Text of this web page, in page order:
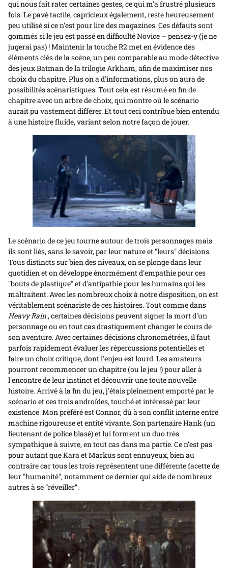
qui nous fait rater certaines gestes, ce qui m'a frustré plusieurs
fois. Le pavé tactile, capricieux également, reste heureusement
peu utilisé si ce n'est pour lire des magazines. Ces défauts sont
gommés si le jeu est passé en difficulté Novice – pensez-y (je ne
jugerai pas) ! Maintenir la touche R2 met en évidence des
éléments clés de la scène, un peu comparable au mode détective
des jeux Batman de la trilogie Arkham, afin de maximiser nos
choix du chapitre. Plus on a d'informations, plus on aura de
possibilités scénaristiques. Tout cela est résumé en fin de
chapitre avec un arbre de choix, qui montre où le scénario
aurait pu vastement différer. Et tout ceci contribue bien entendu
à une histoire fluide, variant selon notre façon de jouer.
Le scénario de ce jeu tourne autour de trois personnages mais
ils sont liés, sans le savoir, par leur nature et "leurs" décisions.
Tous distincts sur bien des niveaux, on se plonge dans leur
quotidien et on développe énormément d'empathie pour ces
"bouts de plastique" et d'antipathie pour les humains qui les
maltraitent. Avec les nombreux choix à notre disposition, on est
véritablement scénariste de ces histoires. Tout comme dans
Heavy Rain, certaines décisions peuvent signer la mort d'un
personnage ou en tout cas drastiquement changer le cours de
son aventure. Avec certaines décisions chronométrées, il faut
parfois rapidement évaluer les répercussions potentielles et
faire un choix critique, dont l'enjeu est lourd. Les amateurs
pourront recommencer un chapitre (ou le jeu !) pour aller à
l'encontre de leur instinct et découvrir une toute nouvelle
histoire. Arrivé à la fin du jeu, j'étais pleinement emporté par le
scénario et ces trois androïdes, touché et intéressé par leur
existence. Mon préféré est Connor, dû à son conflit interne entre
machine rigoureuse et entité vivante. Son partenaire Hank (un
lieutenant de police blasé) et lui forment un duo très
sympathique à suivre, en tout cas dans ma partie. Ce n’est pas
pour autant que Kara et Markus sont ennuyeux, bien au
contraire car tous les trois représentent une différente facette de
leur "humanité", notamment ce dernier qui aide de nombreux
autres à se “réveiller”.